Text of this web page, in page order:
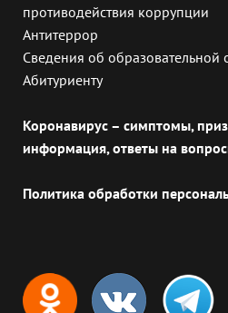
противодействия коррупции
Антитеррор
Сведения об образовательной
Абитуриенту
Коронавирус – симптомы,
информация, ответы на
Политика обработки